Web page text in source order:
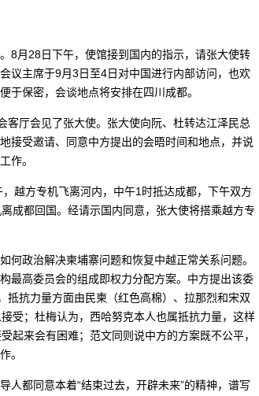
8月28日下午，使馆接到国内的指示，请张大使转
议主席于9月3日至4日对中国进行内部访问，也欢
于保密，会谈地点将安排在四川成都。
厅会见了张大使。张大使向阮、杜转达江泽民总
接受邀请、同意中方提出的会晤时间和地点，并说
作。
越方专机飞离河内，中午1时抵达成都，下午双方
成都回国。经请示国内同意，张大使将搭乘越方专
何政治解决柬埔寨问题和恢复中越正常关系问题。
最高委员会的组成即权力分配方案。中方提出该委
抵抗力量方面由民柬（红色高棉）、拉那烈和宋双
受；杜梅认为，西哈努克本人也属抵抗力量，这样
起来会有困难；范文同则说中方的方案既不公平，
。
人都同意本着“结束过去，开辟未来”的精神，谱写